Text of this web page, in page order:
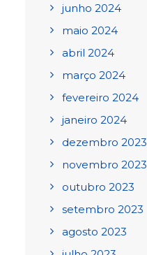
junho 2024
maio 2024
abril 2024
março 2024
fevereiro 2024
janeiro 2024
dezembro 2023
novembro 2023
outubro 2023
setembro 2023
agosto 2023